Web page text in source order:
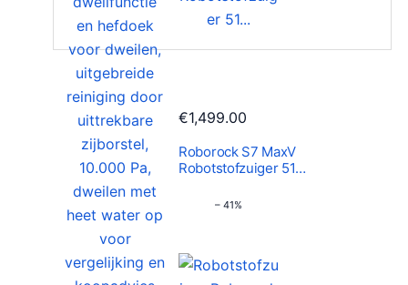
€1,499.00
Roborock S7 MaxV
Robotstofzuiger 51…
– 41%